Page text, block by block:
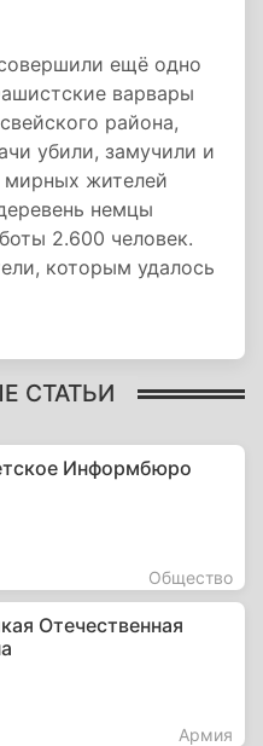
ещё одно
варвары
района,
убили, замучили и
мирных жителей
немцы
2.600 человек.
которым удалось
СТАТЬИ
Информбюро
Общество
Отечественная
Армия